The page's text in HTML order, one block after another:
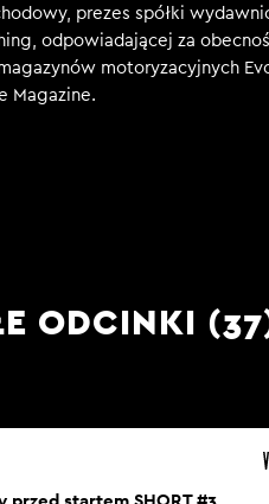
prezes spółki
odpowiadającej za
motoryzacyjnych
Magazine.
ODCINKI